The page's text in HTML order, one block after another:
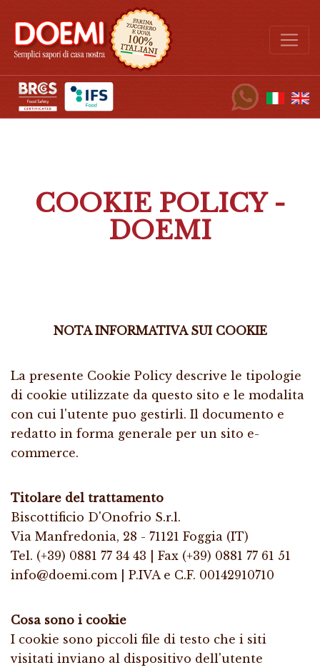
COOKIE POLICY -
DOEMI
NOTA INFORMATIVA SUI COOKIE
La presente Cookie Policy descrive le tipologie
di cookie utilizzate da questo sito e le modalita
con cui l'utente puo gestirli. Il documento e
redatto in forma generale per un sito e-
commerce.
Titolare del trattamento
Biscottificio D'Onofrio S.r.l.
Via Manfredonia, 28 - 71121 Foggia (IT)
Tel. (+39) 0881 77 34 43 | Fax (+39) 0881 77 61 51
info@doemi.com | P.IVA e C.F. 00142910710
Cosa sono i cookie
I cookie sono piccoli file di testo che i siti
visitati inviano al dispositivo dell'utente